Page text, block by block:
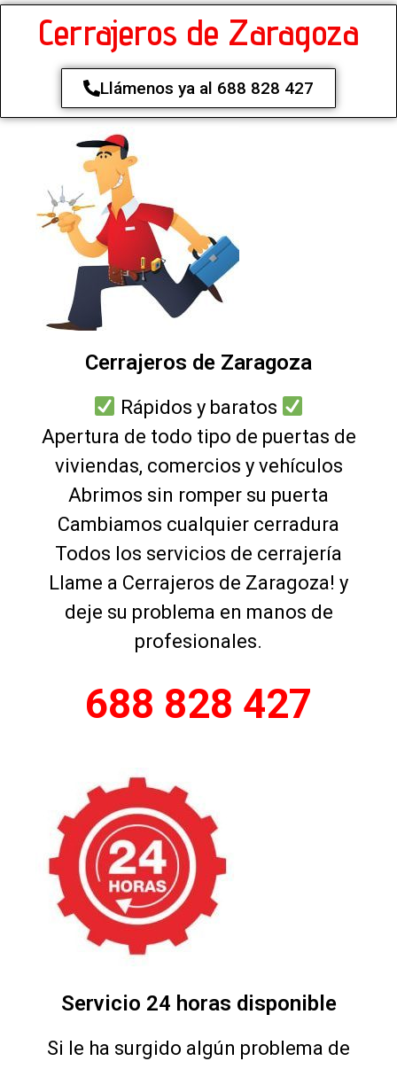
Cerrajeros de Zaragoza
Llámenos ya al 688 828 427
Cerrajeros de Zaragoza
Rápidos y baratos
Apertura de todo tipo de puertas de
viviendas, comercios y vehículos
Abrimos sin romper su puerta
Cambiamos cualquier cerradura
Todos los servicios de cerrajería
Llame a Cerrajeros de Zaragoza! y
deje su problema en manos de
profesionales.
688 828 427
Servicio 24 horas disponible
Si le ha surgido algún problema de